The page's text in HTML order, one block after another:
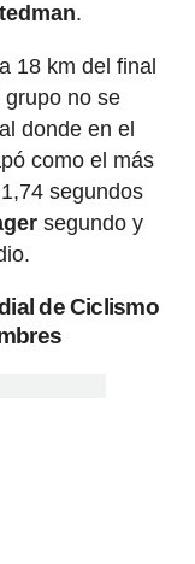
.
18 km del final
no se
donde en el
como el más
segundos
segundo y
de Ciclismo